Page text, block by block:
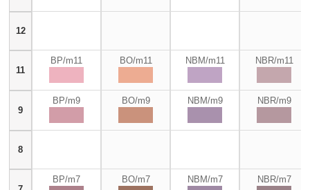
12
11
BP/m11 BO/m11 NBM/m11 NBR/m11
9
BP/m9 BO/m9 NBM/m9 NBR/m9
8
BP/m7 BO/m7 NBM/m7 NBR/m7